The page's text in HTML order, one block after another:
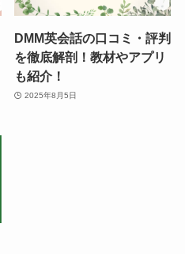
DMM英会話の口コミ・評判
を徹底解剖！教材やアプリ
も紹介！
2025年8月5日